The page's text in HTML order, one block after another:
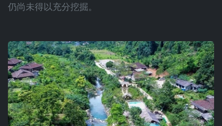
仍尚未得以充分挖掘。